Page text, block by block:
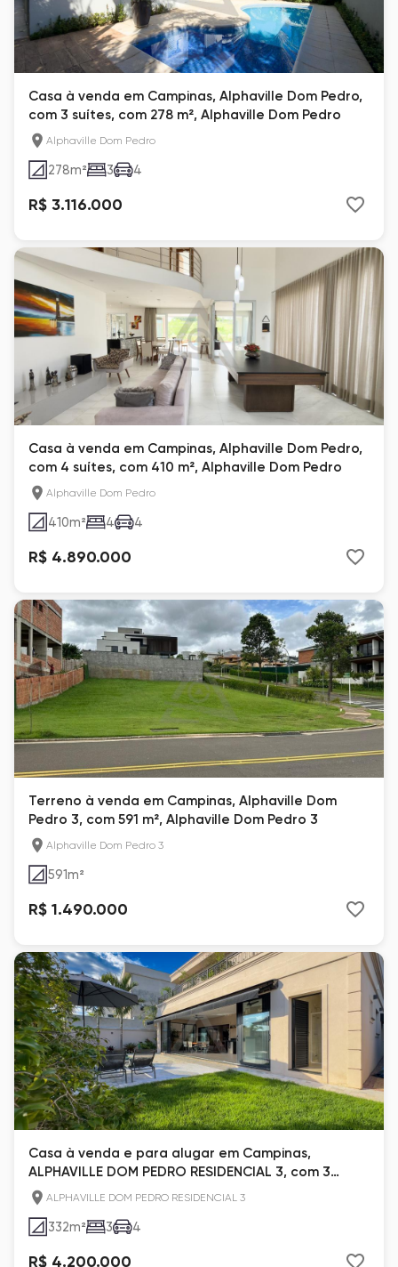
Casa à venda em Campinas, Alphaville Dom Pedro,
com 3 suítes, com 278 m², Alphaville Dom Pedro
Alphaville Dom Pedro
278m² 3 4
R$ 3.116.000
Casa à venda em Campinas, Alphaville Dom Pedro,
com 4 suítes, com 410 m², Alphaville Dom Pedro
Alphaville Dom Pedro
410m² 4 4
R$ 4.890.000
Terreno à venda em Campinas, Alphaville Dom
Pedro 3, com 591 m², Alphaville Dom Pedro 3
Alphaville Dom Pedro 3
591m²
R$ 1.490.000
Casa à venda e para alugar em Campinas,
ALPHAVILLE DOM PEDRO RESIDENCIAL 3, com 3
suítes, com 332 m²
ALPHAVILLE DOM PEDRO RESIDENCIAL 3
332m² 3 4
R$ 4.200.000